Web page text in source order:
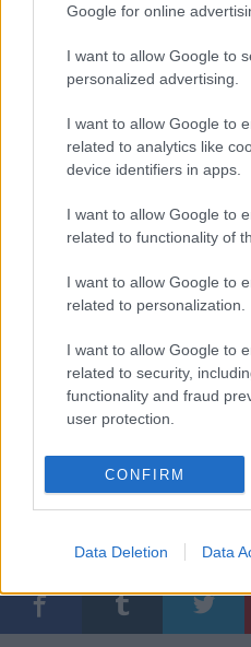
Google for online
I want to allow Google to
personalized advertising.
I want to allow Google to
related to analytics like
device identifiers in apps.
I want to allow Google to
related to functionality of
I want to allow Google to
related to personalization.
I want to allow Google to
related to security,
functionality and fraud
user protection.
CONFIRM
Data Deletion Data
Geszti Péter, Dés
(fotó: Dudás Ernő)
országos klippremierje
rtl.hu-n. Így bárki
hiszen a rendelkezésre álló
tizenkétezer jegy az
A Pál utcai fiúkról írt
(Forrás: Vígszínház)
Címkék:zene musical